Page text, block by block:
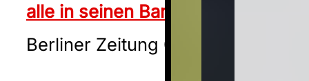
alle in seinen Bann
Berliner Zeitung 07.06.2024